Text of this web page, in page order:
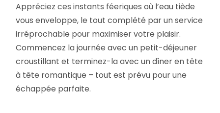
Appréciez ces instants féeriques où l’eau tiède
vous enveloppe, le tout complété par un service
irréprochable pour maximiser votre plaisir.
Commencez la journée avec un petit-déjeuner
croustillant et terminez-la avec un dîner en tête
à tête romantique – tout est prévu pour une
échappée parfaite.